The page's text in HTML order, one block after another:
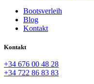
Bootsverleih
Blog
Kontakt
Kontakt
+34 676 00 48 28
+34 722 86 83 83